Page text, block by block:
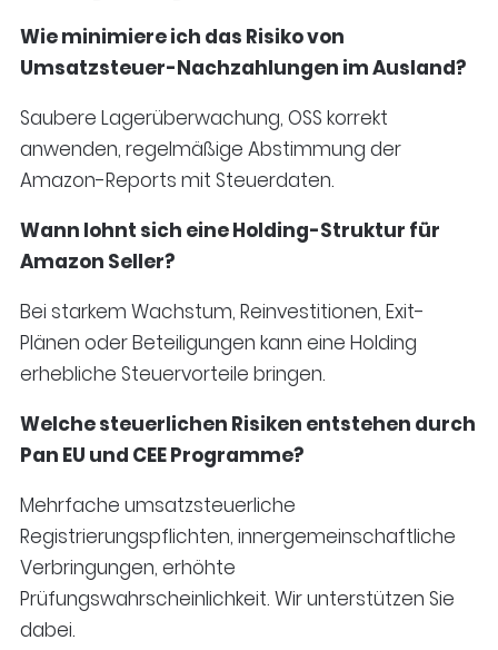
Wie minimiere ich das Risiko von
Umsatzsteuer-Nachzahlungen im Ausland?
Saubere Lagerüberwachung, OSS korrekt
anwenden, regelmäßige Abstimmung der
Amazon-Reports mit Steuerdaten.
Wann lohnt sich eine Holding-Struktur für
Amazon Seller?
Bei starkem Wachstum, Reinvestitionen, Exit-
Plänen oder Beteiligungen kann eine Holding
erhebliche Steuervorteile bringen.
Welche steuerlichen Risiken entstehen durch
Pan EU und CEE Programme?
Mehrfache umsatzsteuerliche
Registrierungspflichten, innergemeinschaftliche
Verbringungen, erhöhte
Prüfungswahrscheinlichkeit. Wir unterstützen Sie
dabei.